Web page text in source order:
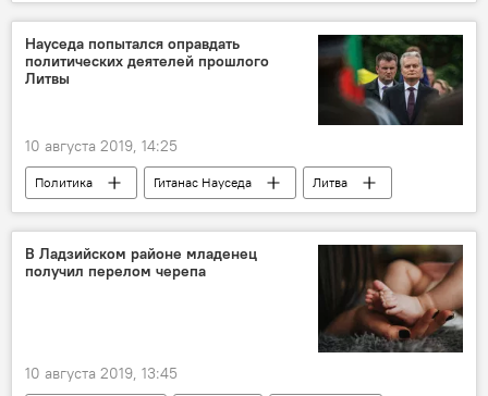
"Северный поток – 2"
США
Науседа попытался оправдать
политических деятелей прошлого
Литвы
10 августа 2019, 14:25
Политика Гитанас Науседа
Литва
нацизм
В Ладзийском районе младенец
получил перелом черепа
10 августа 2019, 13:45